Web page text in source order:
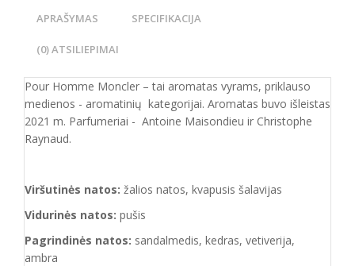
APRAŠYMAS SPECIFIKACIJA
(0) ATSILIEPIMAI
Pour Homme Moncler – tai aromatas vyrams, priklauso
medienos - aromatinių kategorijai. Aromatas buvo išleistas
2021 m. Parfumeriai - Antoine Maisondieu ir Christophe
Raynaud.
Viršutinės natos: žalios natos, kvapusis šalavijas
Vidurinės natos: pušis
Pagrindinės natos: sandalmedis, kedras, vetiverija,
ambra